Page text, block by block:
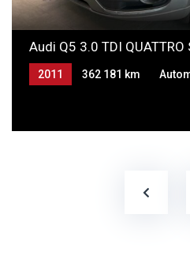
Audi Q5 3.0 TDI QUATTRO
2011 362 181 km